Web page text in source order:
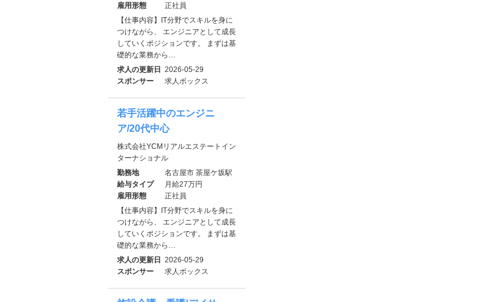
雇用形態
正社員
【仕事内容】IT分野でスキルを身に
つけながら、 エンジニアとして成長
していくポジションです。 まずは基
礎的な業務から…
求人の更新日 2026-05-29
スポンサー
求人ボックス
若手活躍中のエンジニ
ア/20代中心
株式会社YCMリアルエステートイン
ターナショナル
勤務地
名古屋市 茶屋ケ坂駅
給与タイプ
月給27万円
雇用形態
正社員
【仕事内容】IT分野でスキルを身に
つけながら、 エンジニアとして成長
していくポジションです。 まずは基
礎的な業務から…
求人の更新日 2026-05-29
スポンサー
求人ボックス